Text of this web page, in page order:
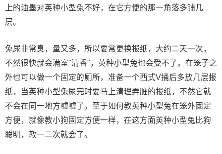
上的油墨对英种小型兔不好，在它方便的那一角落多铺几
层。
兔尿非常臭，量又多，所以要常更换报纸，大约二天一次，
不然很快就会满室"清香"，英种小型兔也会受不了。在笼子之
外也可以做一个固定的厕所，准备一个西式V捅后多放几层报
纸，当英种小型兔尿完时要马上清理弄脏的报纸，不然它就
不会在同一地方嘘嘘了。至于如何教英种小型兔在笼外固定
方便，就像教小狗固定方便一样，在这方面英种小型兔比狗
聪明，教一二次就会了。